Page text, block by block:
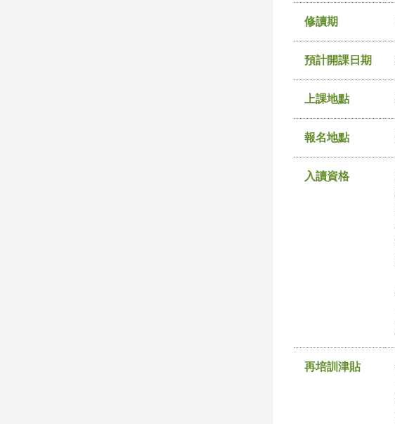
修讀期
預計開課日期
上課地點
報名地點
入讀資格
再培訓津貼